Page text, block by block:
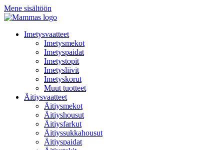
Mene sisältöön
Imetysvaatteet
Imetysmekot
Imetyspaidat
Imetystopit
Imetysliivit
Imetyskorut
Muut tuotteet
Äitiysvaatteet
Äitiysmekot
Äitiyshousut
Äitiysfarkut
Äitiyssukkahousut
Äitiyspaidat